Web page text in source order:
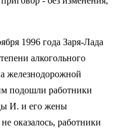
1996 года Заря-Лада
алкогольного
железнодорожной
подошли работники
И. и его жены
оказалось, работники